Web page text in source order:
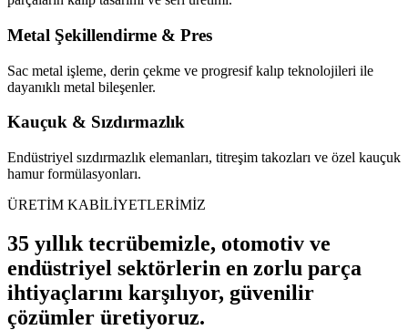
Metal Şekillendirme & Pres
Sac metal işleme, derin çekme ve progresif kalıp teknolojileri ile
dayanıklı metal bileşenler.
Kauçuk & Sızdırmazlık
Endüstriyel sızdırmazlık elemanları, titreşim takozları ve özel kauçuk
hamur formülasyonları.
ÜRETİM KABİLİYETLERİMİZ
35 yıllık tecrübemizle, otomotiv ve
endüstriyel sektörlerin en zorlu parça
ihtiyaçlarını karşılıyor, güvenilir
çözümler üretiyoruz.